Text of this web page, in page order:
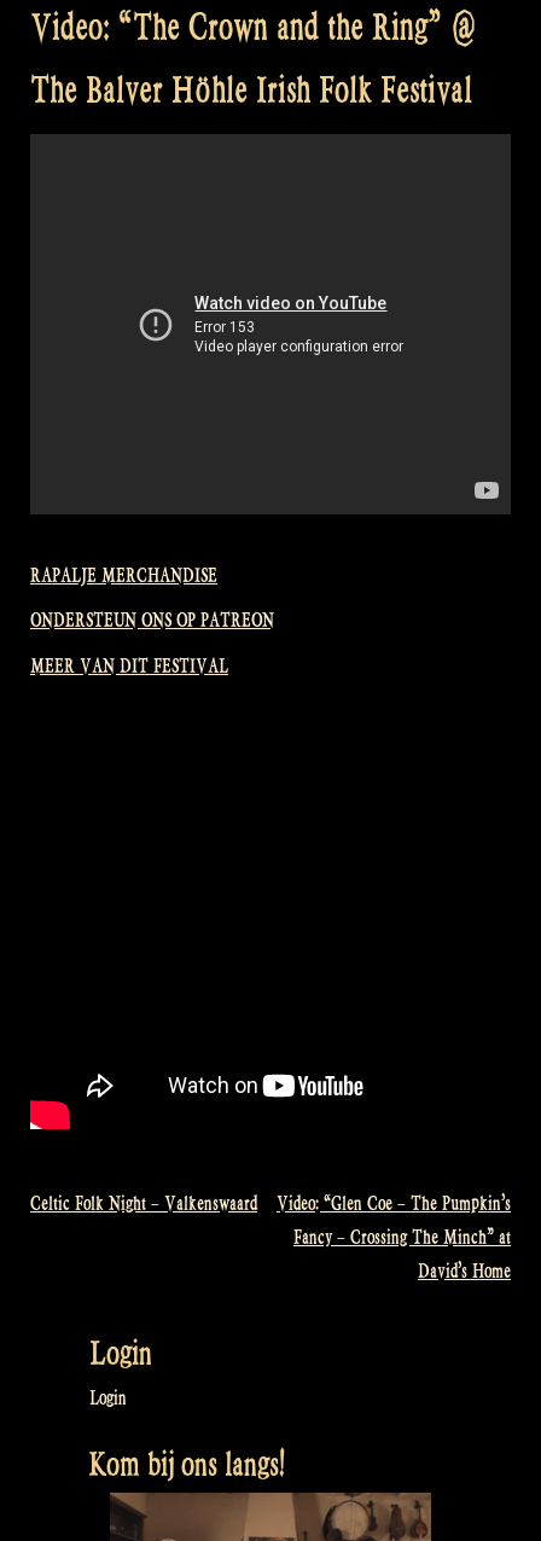
Video: “The Crown and the Ring” @
The Balver Höhle Irish Folk Festival
RAPALJE MERCHANDISE
ONDERSTEUN ONS OP PATREON
MEER VAN DIT FESTIVAL
Bericht
Celtic Folk Night – Valkenswaard
Video: “Glen Coe – The Pumpkin’s
Fancy – Crossing The Minch” at
David’s Home
Login
Login
Kom bij ons langs!